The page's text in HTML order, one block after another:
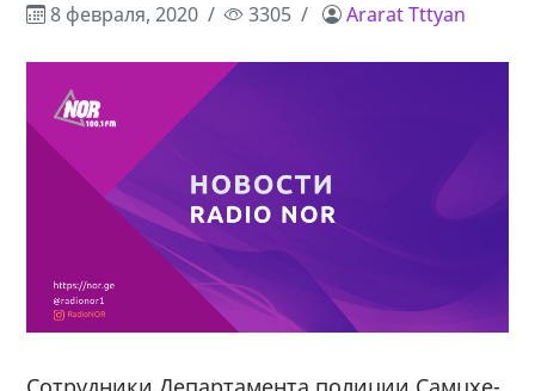
8 февраля, 2020 3305 Ararat Tttyan